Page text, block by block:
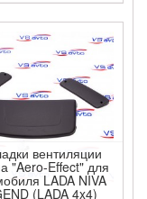
вентиляции
"Aero-Effect" для
LADA NIVA
(LADA 4x4)